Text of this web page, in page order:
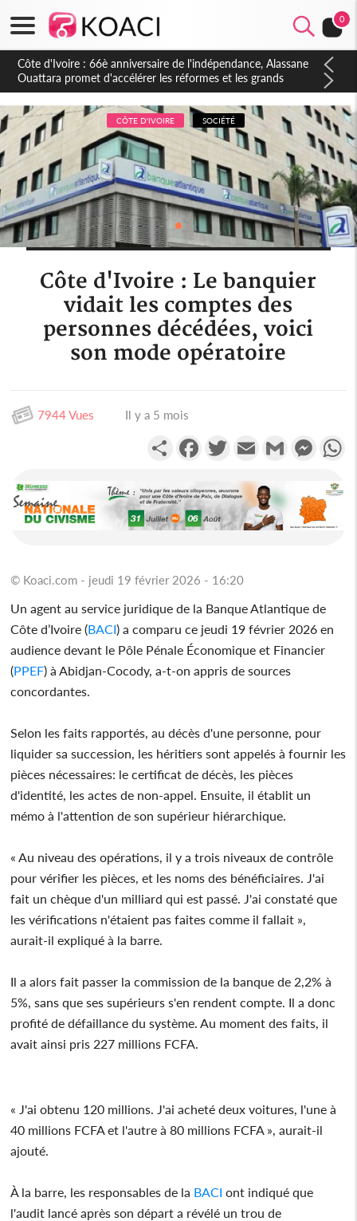
0
Côte d'Ivoire : À Abidjan, Amadou Oury Bah admire le modèle
ivoirien et veut s'en inspirer pour accélérer le développement
de la Guinée
CÔTE D'IVOIRE SOCIÉTÉ
Côte d'Ivoire : Le banquier
vidait les comptes des
personnes décédées, voici
son mode opératoire
7944 Vues Il y a 5 mois
PartagerFacebookTwitterEmail Gmail
© Koaci.com - jeudi 19 février 2026 - 16:20
Un agent au service juridique de la Banque Atlantique de
Côte d’Ivoire (BACI) a comparu ce jeudi 19 février 2026 en
audience devant le Pôle Pénale Économique et Financier
(PPEF) à Abidjan-Cocody, a-t-on appris de sources
concordantes.
Selon les faits rapportés, au décès d'une personne, pour
liquider sa succession, les héritiers sont appelés à fournir les
pièces nécessaires: le certificat de décès, les pièces
d'identité, les actes de non-appel. Ensuite, il établit un
mémo à l'attention de son supérieur hiérarchique.
« Au niveau des opérations, il y a trois niveaux de contrôle
pour vérifier les pièces, et les noms des bénéficiaires. J'ai
fait un chèque d'un milliard qui est passé. J'ai constaté que
les vérifications n'étaient pas faites comme il fallait »,
aurait-il expliqué à la barre.
Il a alors fait passer la commission de la banque de 2,2% à
5%, sans que ses supérieurs s'en rendent compte. Il a donc
profité de défaillance du système. Au moment des faits, il
avait ainsi pris 227 millions FCFA.
« J'ai obtenu 120 millions. J'ai acheté deux voitures, l'une à
40 millions FCFA et l'autre à 80 millions FCFA », aurait-il
ajouté.
À la barre, les responsables de la BACI ont indiqué que
l'audit lancé après son départ a révélé un trou de